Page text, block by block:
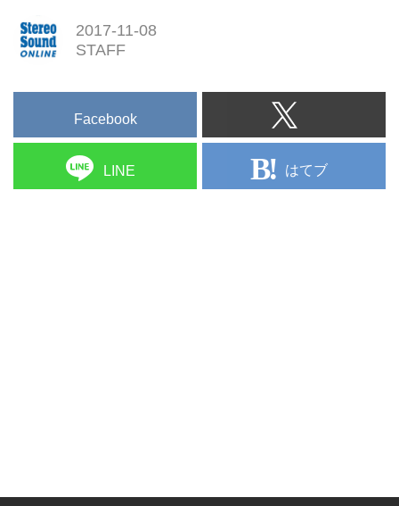
2017-11-08
STAFF
Facebook
LINE はてブ